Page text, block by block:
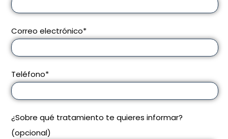
Correo electrónico*
Teléfono*
¿Sobre qué tratamiento te quieres informar?
(opcional)